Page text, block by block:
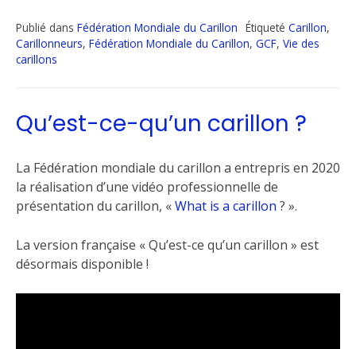
Publié dans Fédération Mondiale du Carillon Étiqueté Carillon,
Carillonneurs, Fédération Mondiale du Carillon, GCF, Vie des
carillons
Qu’est-ce-qu’un carillon ?
La Fédération mondiale du carillon a entrepris en 2020
la réalisation d’une vidéo professionnelle de
présentation du carillon, «What is a carillon ? ».
La version française « Qu’est-ce qu’un carillon » est
désormais disponible !